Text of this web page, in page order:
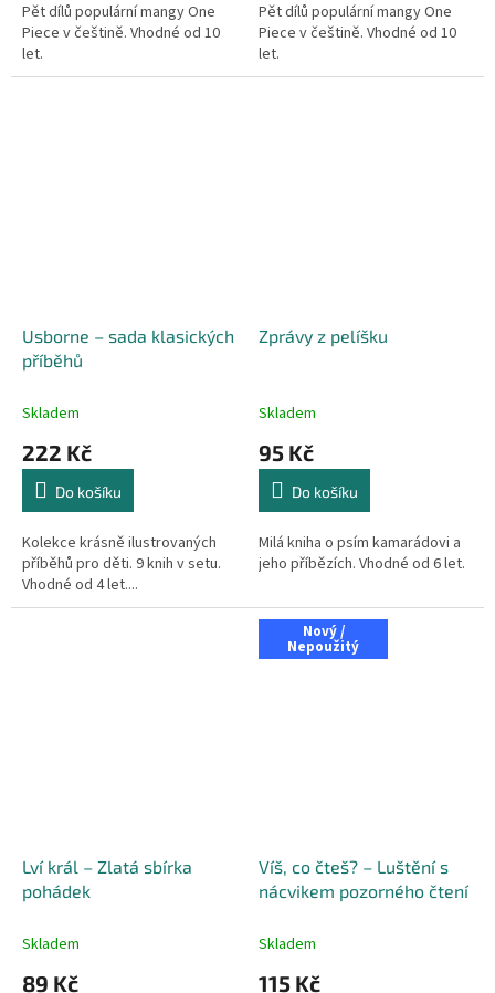
Pět dílů populární mangy One
Piece v češtině. Vhodné od 10
let.
Pět dílů populární mangy One
Piece v češtině. Vhodné od 10
let.
Usborne – sada klasických
příběhů
Skladem
222 Kč
Do košíku
Kolekce krásně ilustrovaných
příběhů pro děti. 9 knih v setu.
Vhodné od 4 let....
Zprávy z pelíšku
Skladem
95 Kč
Do košíku
Milá kniha o psím kamarádovi a
jeho příbězích. Vhodné od 6 let.
Lví král – Zlatá sbírka
pohádek
Skladem
89 Kč
Nový /
Nepoužitý
Víš, co čteš? – Luštění s
nácvikem pozorného čtení
Skladem
115 Kč